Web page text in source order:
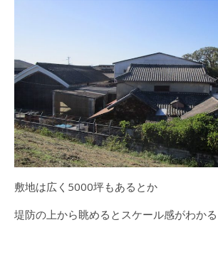
敷地は広く5000坪もあるとか
堤防の上から眺めるとスケール感がわかる